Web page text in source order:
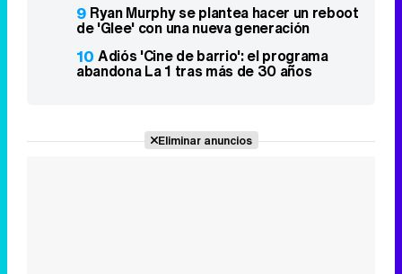
9 Ryan Murphy se plantea hacer un reboot
de 'Glee' con una nueva generación
10 Adiós 'Cine de barrio': el programa
abandona La 1 tras más de 30 años
Eliminar anuncios